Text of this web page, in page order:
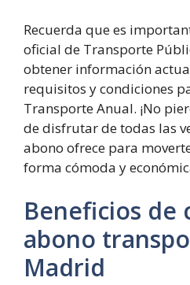
Recuerda que es
oficial de Transporte
obtener información
requisitos y condiciones
Transporte Anual. ¡No
de disfrutar de todas las
abono ofrece para
forma cómoda y
Beneficios de
abono
Madrid